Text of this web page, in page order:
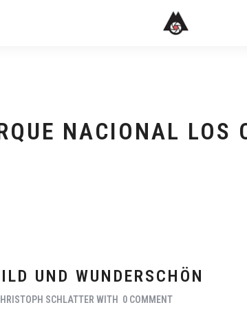
NACIONAL LOS
UND WUNDERSCHÖN
SCHLATTER WITH 0 COMMENT